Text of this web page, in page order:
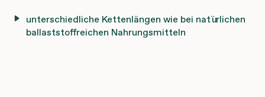
unterschiedliche Kettenlängen wie bei natürlichen
ballaststoffreichen Nahrungsmitteln